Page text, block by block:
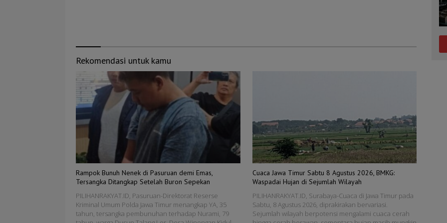
Rekomendasi untuk kamu
Rampok Bunuh Nenek di Pasuruan demi Emas,
Tersangka Ditangkap Setelah Buron Sepekan
PILIHANRAKYAT.ID, Pasuruan-Direktorat Reserse
Kriminal Umum Polda Jawa Timur menangkap YA, 35
tahun, tersangka pembunuhan terhadap Nurami, 79
Cuaca Jawa Timur Sabtu 8 Agustus 2026, BMKG:
Waspadai Hujan di Sejumlah Wilayah
PILIHANRAKYAT.ID, Surabaya-Cuaca di Jawa Timur pada
Sabtu, 8 Agustus 2026, diprakirakan bervariasi.
Sejumlah wilayah berpotensi mengalami cuaca cerah